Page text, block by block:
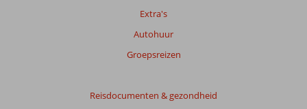
Extra's
Autohuur
Groepsreizen
Reisdocumenten & gezondheid